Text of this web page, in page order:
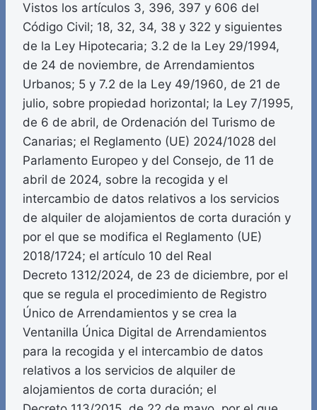
Vistos los artículos 3, 396, 397 y 606 del
Código Civil; 18, 32, 34, 38 y 322 y siguientes
de la Ley Hipotecaria; 3.2 de la Ley 29/1994,
de 24 de noviembre, de Arrendamientos
Urbanos; 5 y 7.2 de la Ley 49/1960, de 21 de
julio, sobre propiedad horizontal; la Ley 7/1995,
de 6 de abril, de Ordenación del Turismo de
Canarias; el Reglamento (UE) 2024/1028 del
Parlamento Europeo y del Consejo, de 11 de
abril de 2024, sobre la recogida y el
intercambio de datos relativos a los servicios
de alquiler de alojamientos de corta duración y
por el que se modifica el Reglamento (UE)
2018/1724; el artículo 10 del Real
Decreto 1312/2024, de 23 de diciembre, por el
que se regula el procedimiento de Registro
Único de Arrendamientos y se crea la
Ventanilla Única Digital de Arrendamientos
para la recogida y el intercambio de datos
relativos a los servicios de alquiler de
alojamientos de corta duración; el